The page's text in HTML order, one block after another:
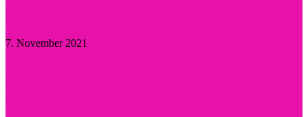
7. November 2021